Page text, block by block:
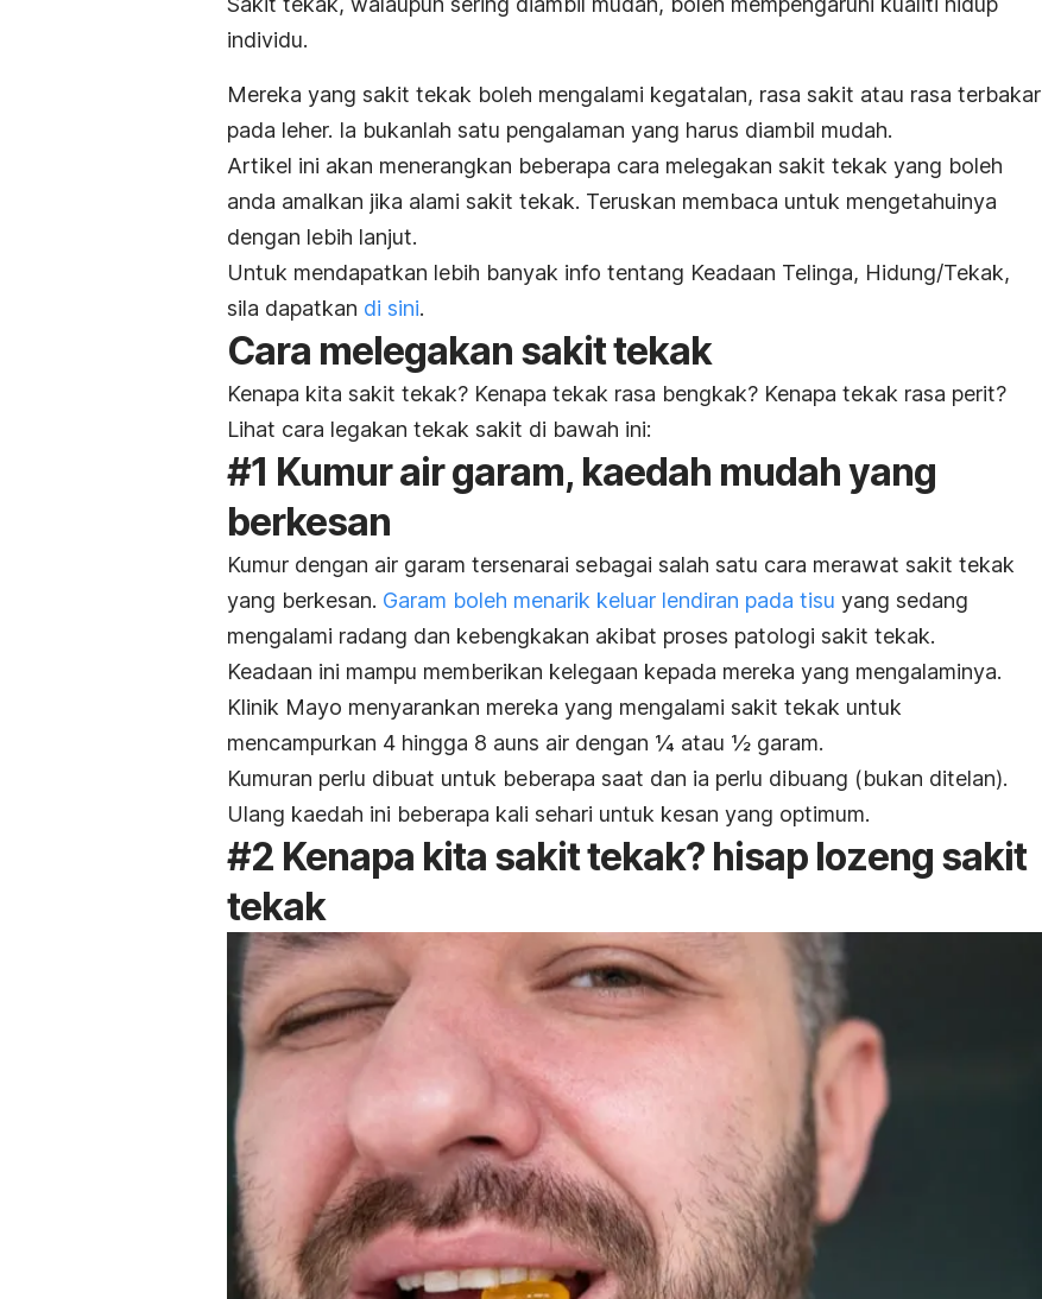
individu.
Mereka yang sakit tekak boleh mengalami kegatalan, rasa sakit atau rasa terbakar
pada leher. Ia bukanlah satu pengalaman yang harus diambil mudah.
Artikel ini akan menerangkan beberapa cara melegakan sakit tekak yang boleh
anda amalkan jika alami sakit tekak. Teruskan membaca untuk mengetahuinya
dengan lebih lanjut.
Untuk mendapatkan lebih banyak info tentang Keadaan Telinga, Hidung/Tekak,
sila dapatkan di sini.
Cara melegakan sakit tekak
Kenapa kita sakit tekak? Kenapa tekak rasa bengkak? Kenapa tekak rasa perit?
Lihat cara legakan tekak sakit di bawah ini:
#1 Kumur air garam, kaedah mudah yang
berkesan
Kumur dengan air garam tersenarai sebagai salah satu cara merawat sakit tekak
yang berkesan. Garam boleh menarik keluar lendiran pada tisu yang sedang
mengalami radang dan kebengkakan akibat proses patologi sakit tekak.
Keadaan ini mampu memberikan kelegaan kepada mereka yang mengalaminya.
Klinik Mayo menyarankan mereka yang mengalami sakit tekak untuk
mencampurkan 4 hingga 8 auns air dengan ¼ atau ½ garam.
Kumuran perlu dibuat untuk beberapa saat dan ia perlu dibuang (bukan ditelan).
Ulang kaedah ini beberapa kali sehari untuk kesan yang optimum.
#2 Kenapa kita sakit tekak? hisap lozeng sakit
tekak